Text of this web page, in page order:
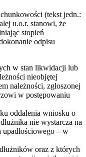
(tekst jedn.:
u.o.r. stanowi, że
stopień
odpisu
w stan likwidacji lub
nieobjętej
należności, zgłoszonej
w postępowaniu
oddalenia wniosku o
nie wystarcza na
– w
oraz z których